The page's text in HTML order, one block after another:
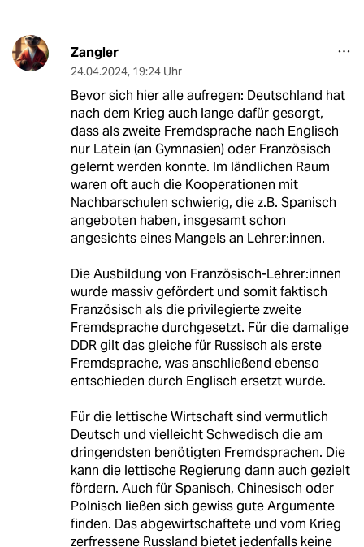
Zangler
24.04.2024, 19:24 Uhr
Bevor sich hier alle aufregen: Deutschland hat
nach dem Krieg auch lange dafür gesorgt,
dass als zweite Fremdsprache nach Englisch
nur Latein (an Gymnasien) oder Französisch
gelernt werden konnte. Im ländlichen Raum
waren oft auch die Kooperationen mit
Nachbarschulen schwierig, die z.B. Spanisch
angeboten haben, insgesamt schon
angesichts eines Mangels an Lehrer:innen.
Die Ausbildung von Französisch-Lehrer:innen
wurde massiv gefördert und somit faktisch
Französisch als die privilegierte zweite
Fremdsprache durchgesetzt. Für die damalige
DDR gilt das gleiche für Russisch als erste
Fremdsprache, was anschließend ebenso
entschieden durch Englisch ersetzt wurde.
Für die lettische Wirtschaft sind vermutlich
Deutsch und vielleicht Schwedisch die am
dringendsten benötigten Fremdsprachen. Die
kann die lettische Regierung dann auch gezielt
fördern. Auch für Spanisch, Chinesisch oder
Polnisch ließen sich gewiss gute Argumente
finden. Das abgewirtschaftete und vom Krieg
zerfressene Russland bietet jedenfalls keine